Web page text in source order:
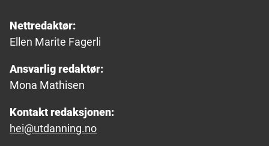
Nettredaktør:
Ellen Marite Fagerli
Ansvarlig redaktør:
Mona Mathisen
Kontakt redaksjonen:
hei@utdanning.no